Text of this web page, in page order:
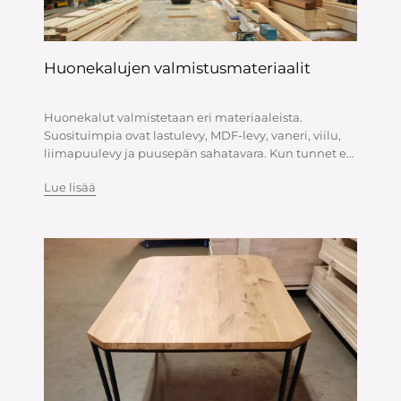
Huonekalujen valmistusmateriaalit
Huonekalut valmistetaan eri materiaaleista.
Suosituimpia ovat lastulevy, MDF-levy, vaneri, viilu,
liimapuulevy ja puusepän sahatavara. Kun tunnet eri
ymmärtää, mistä haluat huonekalusi valmistuvan.
Lue lisää